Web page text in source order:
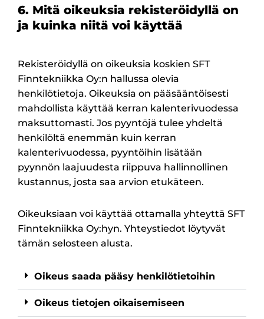
6. Mitä oikeuksia rekisteröidyllä on
ja kuinka niitä voi käyttää
Rekisteröidyllä on oikeuksia koskien SFT
Finntekniikka Oy:n hallussa olevia
henkilötietoja. Oikeuksia on pääsääntöisesti
mahdollista käyttää kerran kalenterivuodessa
maksuttomasti. Jos pyyntöjä tulee yhdeltä
henkilöltä enemmän kuin kerran
kalenterivuodessa, pyyntöihin lisätään
pyynnön laajuudesta riippuva hallinnollinen
kustannus, josta saa arvion etukäteen.
Oikeuksiaan voi käyttää ottamalla yhteyttä SFT
Finntekniikka Oy:hyn. Yhteystiedot löytyvät
tämän selosteen alusta.
Oikeus saada pääsy henkilötietoihin
Oikeus tietojen oikaisemiseen